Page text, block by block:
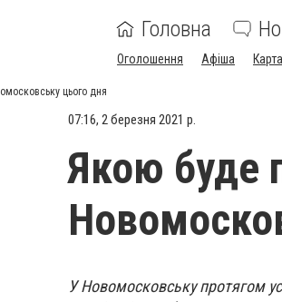
Головна
Оголошення Афіша
цього дня
07:16, 2 березня 2021 р.
Якою буде
У Новомосковську протягом